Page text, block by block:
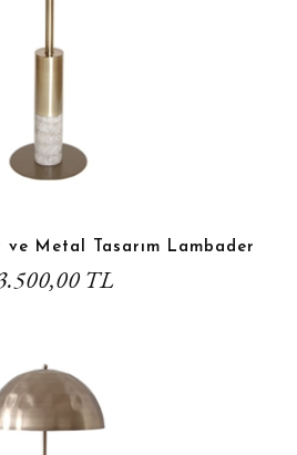
ve Metal Tasarım Lambader
TL